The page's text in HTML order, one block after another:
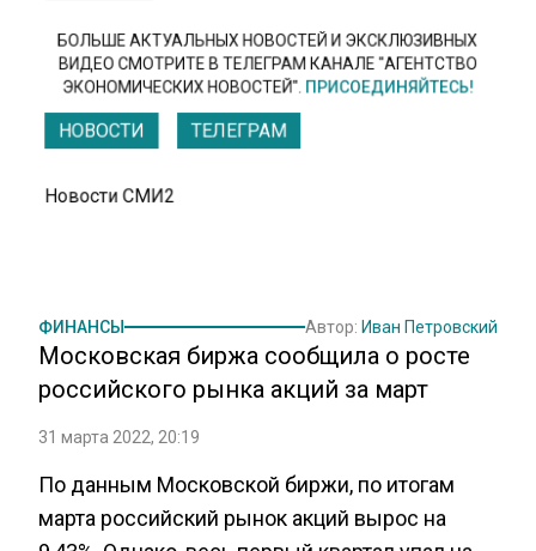
БОЛЬШЕ АКТУАЛЬНЫХ НОВОСТЕЙ И ЭКСКЛЮЗИВНЫХ
ВИДЕО СМОТРИТЕ В ТЕЛЕГРАМ КАНАЛЕ "АГЕНТСТВО
ЭКОНОМИЧЕСКИХ НОВОСТЕЙ". ПРИСОЕДИНЯЙТЕСЬ!
НОВОСТИ ТЕЛЕГРАМ
Новости СМИ2
ФИНАНСЫ Автор: Иван Петровский
Московская биржа сообщила о росте
российского рынка акций за март
31 марта 2022, 20:19
По данным Московской биржи, по итогам
марта российский рынок акций вырос на